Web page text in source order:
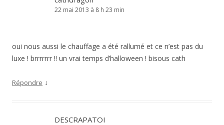
22 mai 2013 à 8 h 23 min
oui nous aussi le chauffage a été rallumé et ce n’est pas du
luxe ! brrrrrrr !! un vrai temps d’halloween ! bisous cath
Répondre ↓
DESCRAPATOI